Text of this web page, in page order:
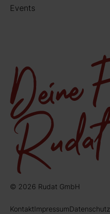
Events
© 2026 Rudat GmbH
KontaktImpressumDatenschutz